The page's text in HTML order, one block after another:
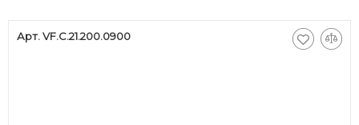
Арт. VF.C.21.200.0900